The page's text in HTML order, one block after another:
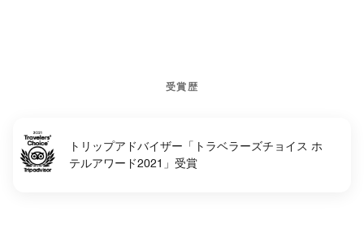
受賞歴
トリップアドバイザー「トラベラーズチョイス ホ
テルアワード2021」受賞